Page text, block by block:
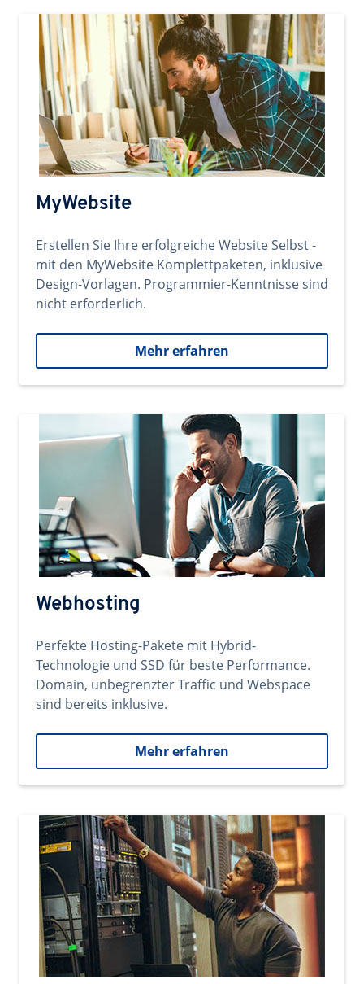
MyWebsite
Erstellen Sie Ihre erfolgreiche Website Selbst -
mit den MyWebsite Komplettpaketen, inklusive
Design-Vorlagen. Programmier-Kenntnisse sind
nicht erforderlich.
Mehr erfahren
Webhosting
Perfekte Hosting-Pakete mit Hybrid-
Technologie und SSD für beste Performance.
Domain, unbegrenzter Traffic und Webspace
sind bereits inklusive.
Mehr erfahren